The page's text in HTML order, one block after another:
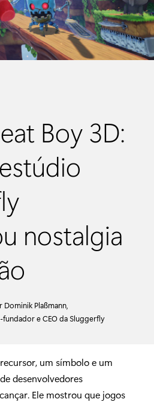
Boy 3D:
nostalgia
Dominik Plaßmann,
fundador e CEO da Sluggerfly
um símbolo e um
desenvolvedores
Ele mostrou que jogos